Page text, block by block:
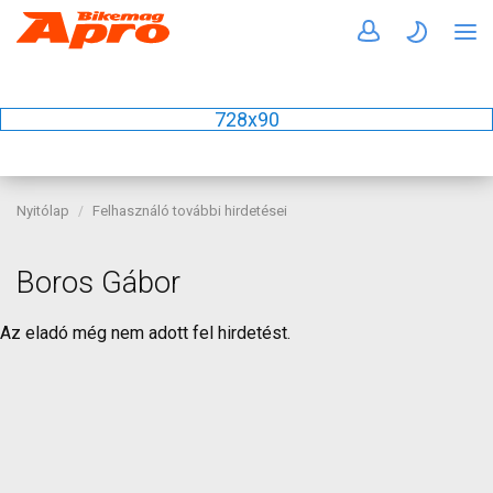
728x90
Nyitólap Felhasználó további hirdetései
Boros Gábor
Az eladó még nem adott fel hirdetést.